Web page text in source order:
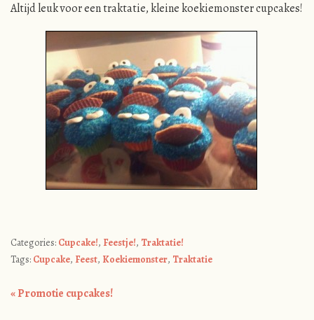
Altijd leuk voor een traktatie, kleine koekiemonster cupcakes!
Categories: Cupcake!, Feestje!, Traktatie!
Tags: Cupcake, Feest, Koekiemonster, Traktatie
Post navigation
«Promotie cupcakes!